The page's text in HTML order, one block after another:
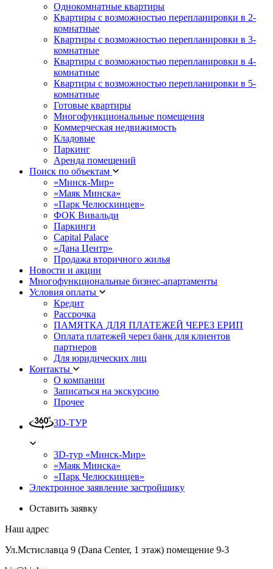
Однокомнатные квартиры
Квартиры с возможностью перепланировки в 2-
комнатные
Квартиры с возможностью перепланировки в 3-
комнатные
Квартиры с возможностью перепланировки в 4-
комнатные
Квартиры с возможностью перепланировки в 5-
комнатные
Готовые квартиры
Многофункциональные помещения
Коммерческая недвижимость
Кладовые
Паркинг
Аренда помещений
Поиск по объектам
«Минск-Мир»
«Маяк Минска»
«Парк Челюскинцев»
ФОК Вивальди
Паркинги
Capital Palace
«Дана Центр»
Продажа вторичного жилья
Новости и акции
Многофункциональные бизнес-апартаменты
Условия оплаты
Кредит
Рассрочка
ПАМЯТКА ДЛЯ ПЛАТЕЖЕЙ ЧЕРЕЗ ЕРИП
Оплата платежей через банк для клиентов
партнеров
Для юридических лиц
Контакты
О компании
Записаться на экскурсию
Прочее
3D-ТУР
3D-тур «Минск-Мир»
«Маяк Минска»
«Парк Челюскинцев»
Электронное заявление застройщику
Оставить заявку
Наш адрес
Ул.Мстиславца 9 (Dana Center, 1 этаж) помещение 9-3